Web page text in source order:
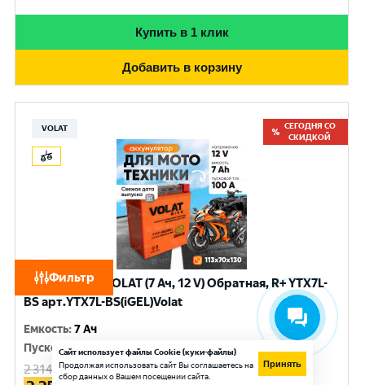
Фильтр
Купить в 1 клик
Добавить в корзину
VOLAT
СЕГОДНЯ СО
СКИДКОЙ
Аккумулятор VOLAT (7 Ач, 12 V) Обратная, R+ YTX7L-
BS арт.YTX7L-BS(iGEL)Volat
Емкость:7 Ач
Пусковой ток: 100 A
2 314 руб.
Сайт использует файлы Cookie (куки-файлы)
Продолжая использовать сайт Вы соглашаетесь на
сбор данных о Вашем посещении сайта.
Принять